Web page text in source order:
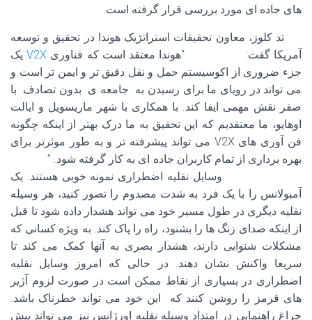
های جاده ای مورد بررسی قرار گرفته است.
تد کلوز، معاون تحقیقات استراتژیک هوندا در تحقیق و توسعه
آمریکا گفت: “هوندا معتقد است که فناوری V2X یک
جزء ضروری از اکوسیستم حمل و نقل دقیق تر و ایمن تر است و
می تواند در رویای ما برای رسیدن به جامعه ی بدون تصادف با
صفر نقش مهمی ایفا کند. با همکاری با شهر ماریسویل و ایالت
اوهایو، ما معتقدیم که این تحقیق به ما درک بهتر از اینکه چگونه
فن آوری های V2X می تواند پیشرفته تر و به طور موثرتر برای
بهره برداری از تمام کاربران جاده ای به کار گرفته شود. ”
وسایل نقلیه اضطراری نمونه خوبی هستند. یک
آمبولانس را با یک فرد به شدت مصدوم را تصور کنید، هر وسیله
نقلیه دیگری در طول مسیر خود می تواند هشدار داده شود تا قبل
از اینکه صدای زنگ ها را بشنود، راه را پاک کند. به ویژه کسانی که
مشکلات شنوایی دارند، هشدار بصری به آنها کمک می کند تا
سریعا واکنش نشان دهند. در حالی که امروز وسایل نقلیه
اضطراری در بسیاری از نقاط ممکن است در صورت لزوم آژیر
های قرمز را روشن کنند که این خود می تواند خطرناک باشد.
چراغ راهنمایی در امتداد وسیله نقلیه اورژانس نیز می تواند پیش